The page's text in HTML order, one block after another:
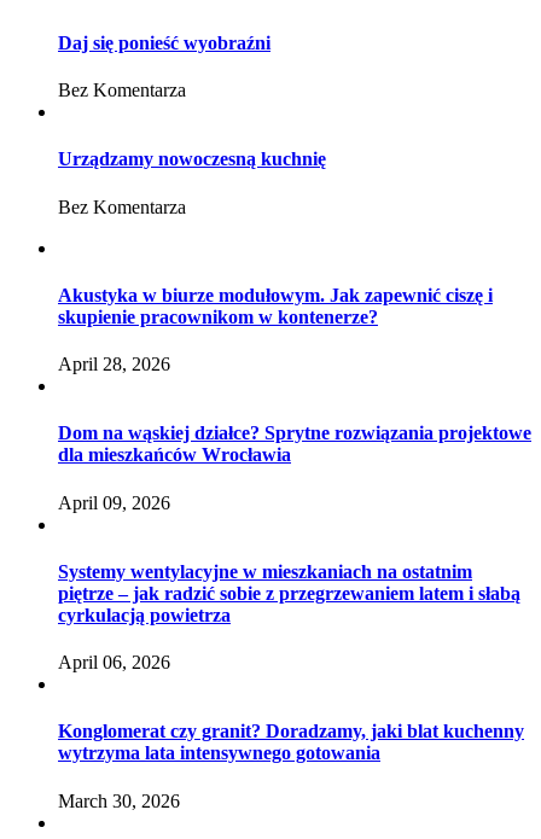
Daj się ponieść wyobraźni
Bez Komentarza
Urządzamy nowoczesną kuchnię
Bez Komentarza
Akustyka w biurze modułowym. Jak zapewnić ciszę i
skupienie pracownikom w kontenerze?
April 28, 2026
Dom na wąskiej działce? Sprytne rozwiązania projektowe
dla mieszkańców Wrocławia
April 09, 2026
Systemy wentylacyjne w mieszkaniach na ostatnim
piętrze – jak radzić sobie z przegrzewaniem latem i słabą
cyrkulacją powietrza
April 06, 2026
Konglomerat czy granit? Doradzamy, jaki blat kuchenny
wytrzyma lata intensywnego gotowania
March 30, 2026